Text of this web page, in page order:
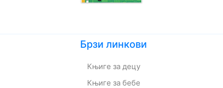
Брзи линкови
Књиге за децу
Књиге за бебе